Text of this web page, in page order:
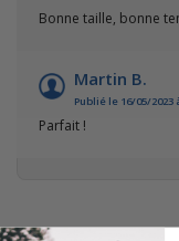
Bonne taille, bonne
Martin B.
Publié le 16/05/2023
Parfait !